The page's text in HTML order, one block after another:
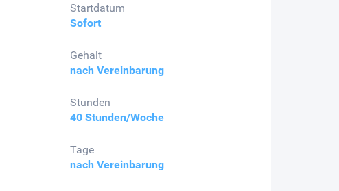
Startdatum
Sofort
Gehalt
nach Vereinbarung
Stunden
40 Stunden/Woche
Tage
nach Vereinbarung